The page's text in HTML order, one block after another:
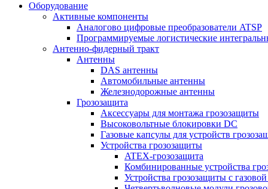
Оборудование
Активные компоненты
Аналогово цифровые преобразователи ATSP
Программируемые логистические
Антенно-фидерный тракт
Антенны
DAS антенны
Автомобильные антенны
Железнодорожные антенны
Грозозащита
Аксессуары для монтажа грозозащиты
Высоковольтные блокировки DC
Газовые капсулы для устройств
Устройства грозозащиты
ATEX-грозозащита
Комбинированные устройства
Устройства грозозащиты с